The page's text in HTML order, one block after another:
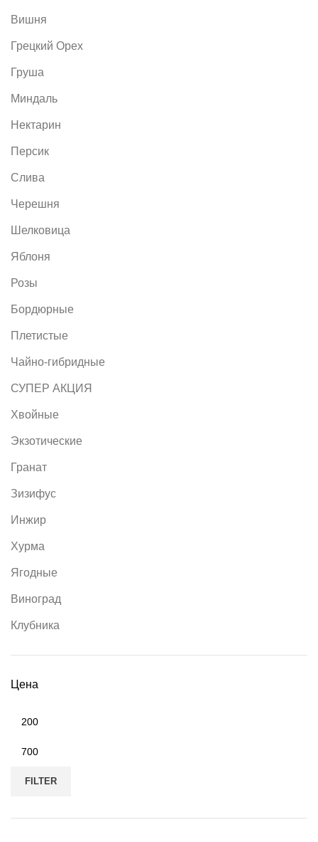
Вишня
Грецкий Орех
Груша
Миндаль
Нектарин
Персик
Слива
Черешня
Шелковица
Яблоня
Розы
Бордюрные
Плетистые
Чайно-гибридные
СУПЕР АКЦИЯ
Хвойные
Экзотические
Гранат
Зизифус
Инжир
Хурма
Ягодные
Виноград
Клубника
Цена
FILTER